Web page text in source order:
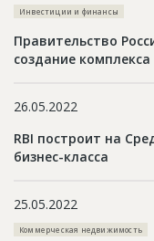
Инвестиции и финансы
Правительство
создание
26.05.2022
RBI построит на
бизнес-класса
25.05.2022
Коммерческая недвижимость